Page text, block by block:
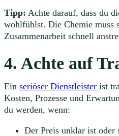
Tipp: Achte darauf, dass du
wohlfühlst. Die Chemie muss
Zusammenarbeit schnell
4. Achte auf
Ein seriöser Dienstleister ist
Kosten, Prozesse und
du werden, wenn:
Der Preis unklar ist oder